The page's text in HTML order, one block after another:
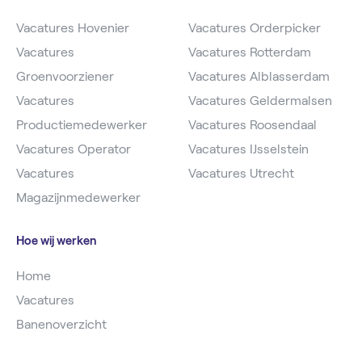
Vacatures Hovenier
Vacatures
Groenvoorziener
Vacatures
Productiemedewerker
Vacatures Operator
Vacatures
Magazijnmedewerker
Vacatures Orderpicker
Vacatures Rotterdam
Vacatures Alblasserdam
Vacatures Geldermalsen
Vacatures Roosendaal
Vacatures IJsselstein
Vacatures Utrecht
Hoe wij werken
Home
Vacatures
Banenoverzicht